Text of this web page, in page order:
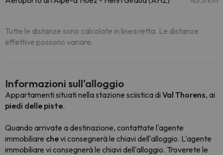
Tutte le distanze sono calcolate in linea retta. Le distanze
effettive possono variare.
Informazioni sull'alloggio
Appartamenti situati nella stazione sciistica di Val Thorens, ai
piedi delle piste.
Quando arrivate a destinazione, contattate l'agente
immobiliare chevi consegnerà le chiavi dell'alloggio. L'agente
immobiliare vi consegnerà le chiavi dell'alloggio. Troverete le